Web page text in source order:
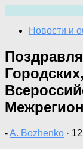
содержимому
Новости и
-A. Bozhenko ·